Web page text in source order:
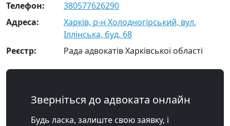
Телефон:
380577626290
Адреса:
Харків, р-н Холодногірський, вул.
Іллінська, буд. 68
Реєстр:
Рада адвокатів Харківської області
Зверніться до адвоката онлайн
Будь ласка, залиште свою заявку, і